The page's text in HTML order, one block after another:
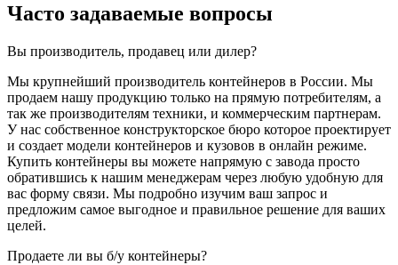
Часто задаваемые вопросы
Вы производитель, продавец или дилер?
Мы крупнейший производитель контейнеров в России. Мы
продаем нашу продукцию только на прямую потребителям, а
так же производителям техники, и коммерческим партнерам.
У нас собственное конструкторское бюро которое проектирует
и создает модели контейнеров и кузовов в онлайн режиме.
Купить контейнеры вы можете напрямую с завода просто
обратившись к нашим менеджерам через любую удобную для
вас форму связи. Мы подробно изучим ваш запрос и
предложим самое выгодное и правильное решение для ваших
целей.
Продаете ли вы б/у контейнеры?